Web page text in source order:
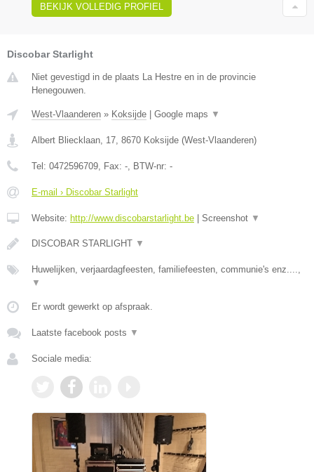
BEKIJK VOLLEDIG PROFIEL
Discobar Starlight
Niet gevestigd in de plaats La Hestre en in de provincie
Henegouwen.
West-Vlaanderen » Koksijde Google maps ▼
Albert Bliecklaan, 17 8670 Koksijde (West-Vlaanderen)
Tel: 0472596709 , Fax: - , BTW-nr: -
E-mail › Discobar Starlight
Website: http://www.discobarstarlight.be Screenshot ▼
DISCOBAR STARLIGHT ▼
Huwelijken, verjaardagfeesten, familiefeesten, communie's enz....,
▼
Er wordt gewerkt op afspraak.
Laatste facebook posts ▼
Sociale media: